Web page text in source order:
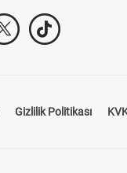
Gizlilik Politikası